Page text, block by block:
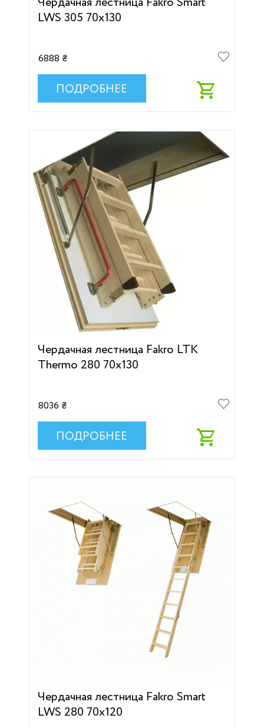
LWS 305 70х130
6888 ₴
ПОДРОБНЕЕ
Чердачная лестница Fakro LTK
Thermo 280 70х130
8036 ₴
ПОДРОБНЕЕ
Чердачная лестница Fakro Smart
LWS 280 70х120